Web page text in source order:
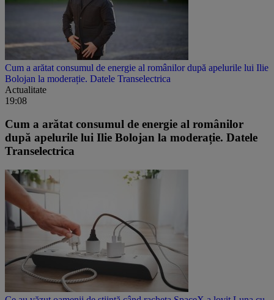
Cum a arătat consumul de energie al românilor după apelurile lui Ilie
Bolojan la moderație. Datele Transelectrica
Actualitate
19:08
Cum a arătat consumul de energie al românilor
după apelurile lui Ilie Bolojan la moderație. Datele
Transelectrica